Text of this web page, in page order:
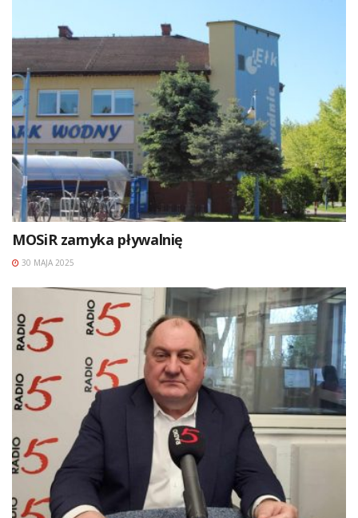
MOSiR zamyka pływalnię
30 MAJA 2025